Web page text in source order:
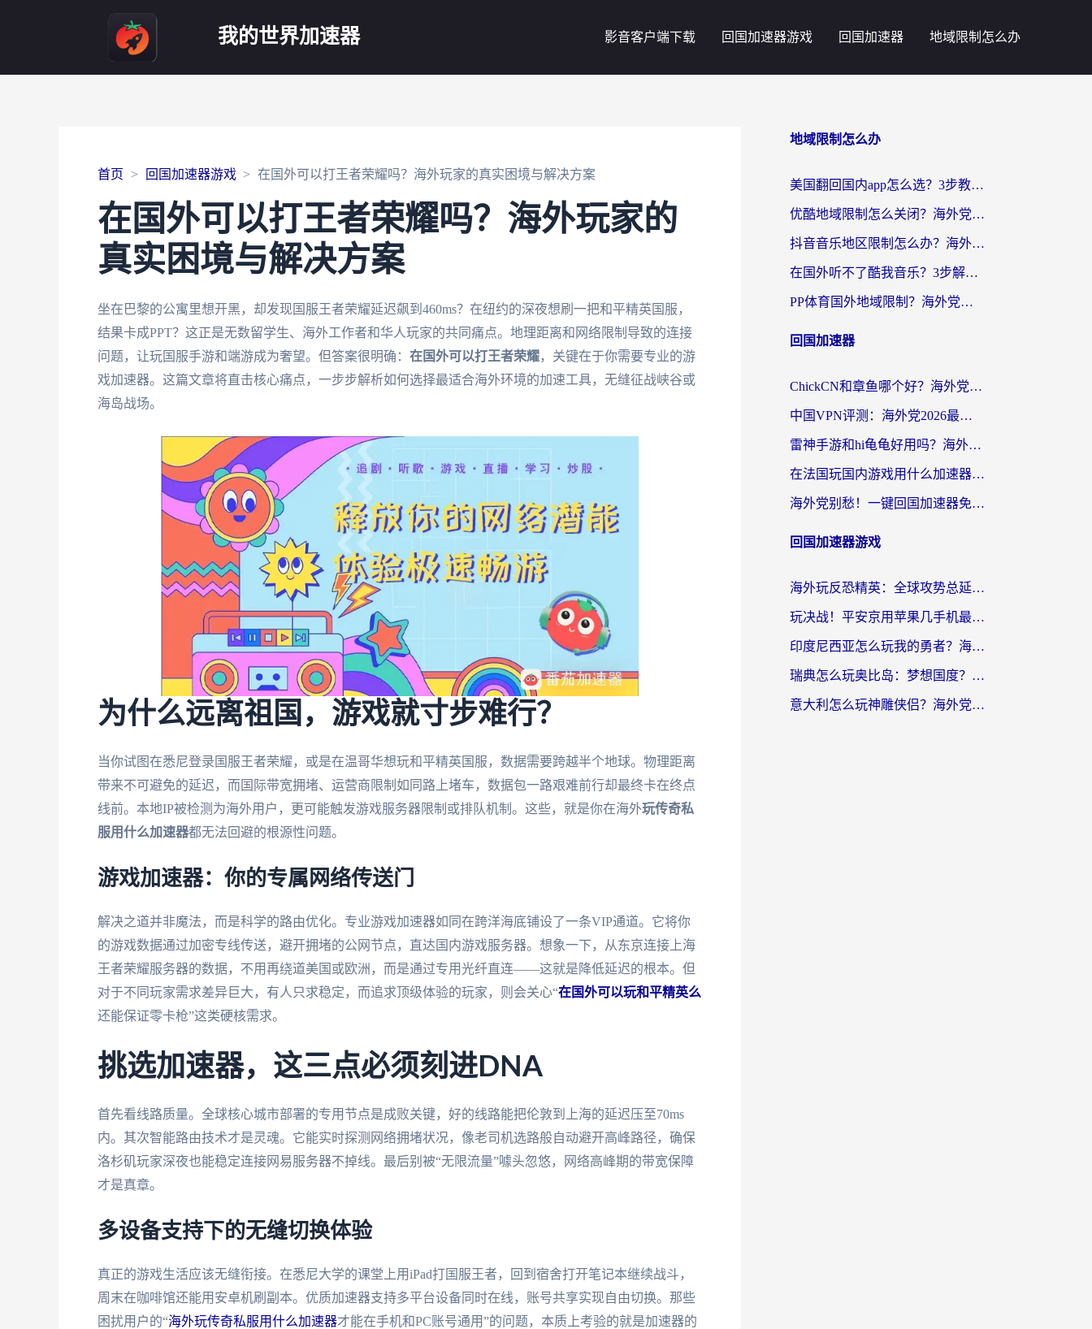
我的世界加速器 影音客户端下载 回国加速器游戏 回国加速器 地域限制怎么办
首页 回国加速器游戏 在国外可以打王者荣耀吗？海外玩家的真实困境与解决方案
在国外可以打王者荣耀吗？海外玩家的
真实困境与解决方案
坐在巴黎的公寓里想开黑，却发现国服王者荣耀延迟飙到460ms？在纽约的深夜想刷一把和平精英国服，
结果卡成PPT？这正是无数留学生、海外工作者和华人玩家的共同痛点。地理距离和网络限制导致的连接
问题，让玩国服手游和端游成为奢望。但答案很明确： 在国外可以打王者荣耀，关键在于你需要专业的游
戏加速器。这篇文章将直击核心痛点，一步步解析如何选择最适合海外环境的加速工具，无缝征战峡谷或
海岛战场。
为什么远离祖国，游戏就寸步难行？
当你试图在悉尼登录国服王者荣耀，或是在温哥华想玩和平精英国服，数据需要跨越半个地球。物理距离
带来不可避免的延迟，而国际带宽拥堵、运营商限制如同路上堵车，数据包一路艰难前行却最终卡在终点
线前。本地IP被检测为海外用户，更可能触发游戏服务器限制或排队机制。这些，就是你在海外玩传奇私
服用什么加速器都无法回避的根源性问题。
游戏加速器：你的专属网络传送门
解决之道并非魔法，而是科学的路由优化。专业游戏加速器如同在跨洋海底铺设了一条VIP通道。它将你
的游戏数据通过加密专线传送，避开拥堵的公网节点，直达国内游戏服务器。想象一下，从东京连接上海
王者荣耀服务器的数据，不用再绕道美国或欧洲，而是通过专用光纤直连——这就是降低延迟的根本。但
对于不同玩家需求差异巨大，有人只求稳定，而追求顶级体验的玩家，则会关心“在国外可以玩和平精英么
还能保证零卡枪”这类硬核需求。
挑选加速器，这三点必须刻进DNA
首先看线路质量。全球核心城市部署的专用节点是成败关键，好的线路能把伦敦到上海的延迟压至70ms
内。其次智能路由技术才是灵魂。它能实时探测网络拥堵状况，像老司机选路般自动避开高峰路径，确保
洛杉矶玩家深夜也能稳定连接网易服务器不掉线。最后别被“无限流量”噱头忽悠，网络高峰期的带宽保障
才是真章。
多设备支持下的无缝切换体验
真正的游戏生活应该无缝衔接。在悉尼大学的课堂上用iPad打国服王者，回到宿舍打开笔记本继续战斗，
周末在咖啡馆还能用安卓机刷副本。优质加速器支持多平台设备同时在线，账号共享实现自由切换。那些
困扰用户的“海外玩传奇私服用什么加速器才能在手机和PC账号通用”的问题，本质上考验的就是加速器的
地域限制怎么办
美国翻回国内app怎么选？3步教你无缝刷剧、登12123、访问国内网站
优酷地域限制怎么关闭？海外党亲测有效的追剧加速器选择指南
抖音音乐地区限制怎么办？海外党亲测有效的听歌自由指南
在国外听不了酷我音乐？3步解除手机酷我音乐海外限制，附实测好用加速器
PP体育国外地域限制？海外党看球终极方案：从欧洲杯到奥运会，中文解说不卡顿！
回国加速器
ChickCN和章鱼哪个好？海外党选回国加速器的3个关键维度 + 实用避坑指南
中国VPN评测：海外党2026最全回国加速器选择指南，告别地区限制不踩坑
雷神手游和hi龟龟好用吗？海外党亲测3款回国加速器，教你选对国外到国内加速器
在法国玩国内游戏用什么加速器？2026实测解决延迟卡顿的实用指南
海外党别愁！一键回国加速器免费版怎么选？从踩坑到流畅访问的全攻略
回国加速器游戏
海外玩反恐精英：全球攻势总延迟？从瑞典玩神武4到外国玩黎明觉醒，选对加速器才是关键！
玩决战！平安京用苹果几手机最好？海外党必看的设备+加速器双攻略
印度尼西亚怎么玩我的勇者？海外党国服游戏加速避坑指南（附实况五行师解决方案）
瑞典怎么玩奥比岛：梦想国度？海外党亲测有效的国服游戏加速全攻略
意大利怎么玩神雕侠侣？海外党国服游戏加速终极指南（附欧洲玩王者王国保卫战4不卡技巧）